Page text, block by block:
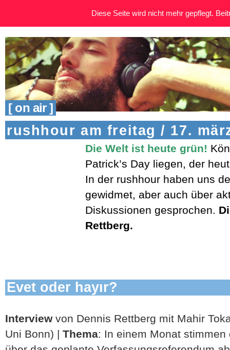
[ on air ]
rushhour am freitag / 17.
Die Welt ist heute grün!
Patrick’s Day liegen, der
In der rushhour haben uns
gewidmet, aber auch über
Diskussionen gesprochen.
Rettberg.
Evet oder hayır?
Interviewvon Dennis Rettberg mit Mahir
Uni Bonn) | Thema: In einem Monat
Diese Seite wird nicht mehr gepflegt.